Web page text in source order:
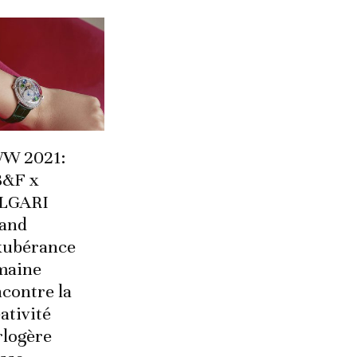
2021:
x
la